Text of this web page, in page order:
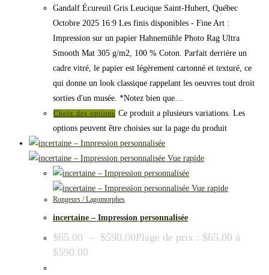
Gandalf Écureuil Gris Leucique Saint-Hubert, Québec
Octobre 2025 16:9 Les finis disponibles - Fine Art :
Impression sur un papier Hahnemühle Photo Rag Ultra
Smooth Mat 305 g/m2, 100 % Coton. Parfait derrière un
cadre vitré, le papier est légèrement cartonné et texturé, ce
qui donne un look classique rappelant les oeuvres tout droit
sorties d'un musée. *Notez bien que…
Choix des options Ce produit a plusieurs variations. Les
options peuvent être choisies sur la page du produit
Vue rapide
Vue rapide
Rongeurs / Lagomorphes
incertaine – Impression personnalisée
$65.00 – $590.00Plage de prix : $65.00 à
$590.00